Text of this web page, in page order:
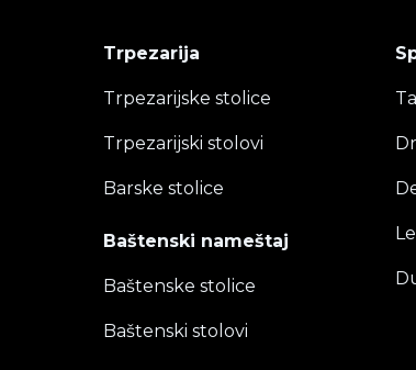
Trpezarija
Trpezarijske stolice
Trpezarijski stolovi
Barske stolice
Baštenski nameštaj
Baštenske stolice
Baštenski stolovi